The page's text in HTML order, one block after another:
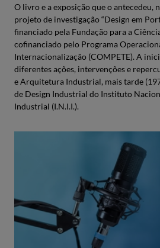
O livro e a exposição que o antecedeu,
projeto de investigação “Design em
financiado pela Fundação para a
cofinanciado pelo Programa
Internacionalização (COMPETE). A
diferentes ações, intervenções e
e Arquitetura Industrial, mais tarde
de Design Industrial do Instituto
Industrial (I.N.I.I.).